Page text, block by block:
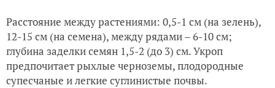
Расстояние между растениями: 0,5-1 см (на зелень),
12-15 см (на семена), между рядами – 6-10 см;
глубина заделки семян 1,5-2 (до 3) см. Укроп
предпочитает рыхлые черноземы, плодородные
супесчаные и легкие суглинистые почвы.